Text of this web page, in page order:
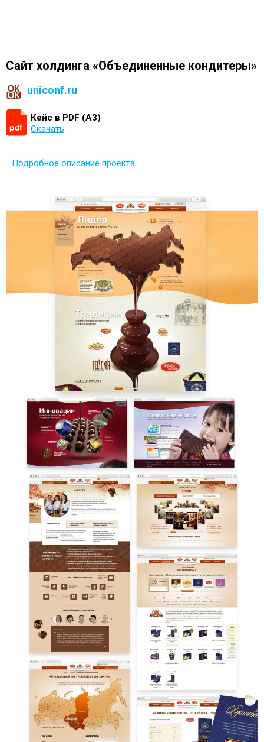
Сайт холдинга «Объединенные кондитеры»
uniconf.ru
Кейс в PDF (А3)
Скачать
Подробное описание проекта